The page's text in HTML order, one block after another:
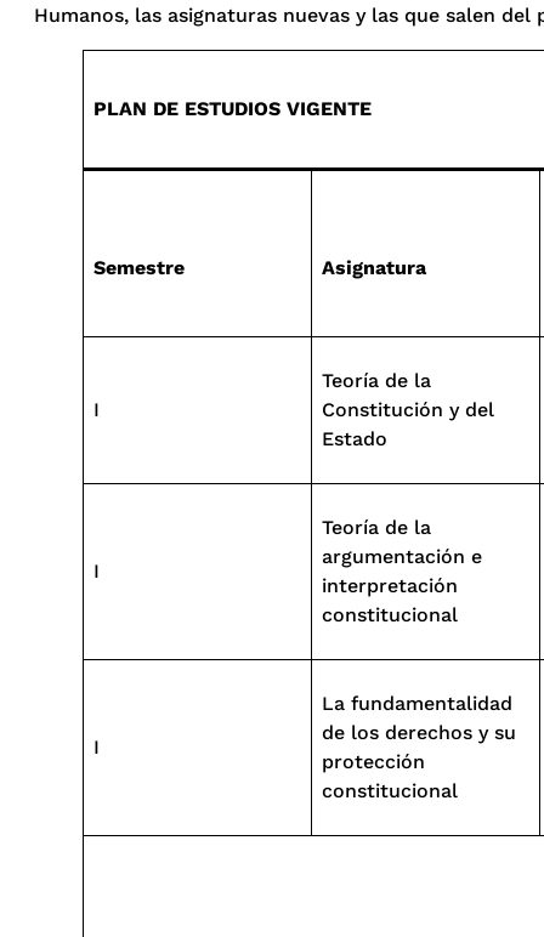
Humanos, las asignaturas nuevas y las que salen
PLAN DE ESTUDIOS VIGENTE
Semestre Asignatura
I
Teoría de la
Constitución y del
Estado
I
Teoría de la
argumentación e
interpretación
constitucional
I
La fundamentalidad
de los derechos y su
protección
constitucional